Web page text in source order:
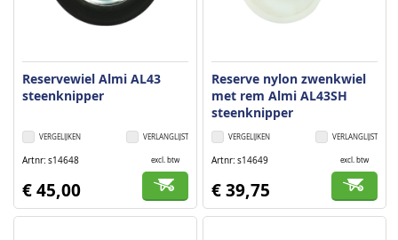
Reservewiel Almi AL43
steenknipper
VERLANGLIJST
VERGELIJKEN
Artnr s14648 excl. btw
€ 45,00
Reserve nylon zwenkwiel
met rem Almi AL43SH
steenknipper
VERLANGLIJST
VERGELIJKEN
Artnr s14649 excl. btw
€ 39,75